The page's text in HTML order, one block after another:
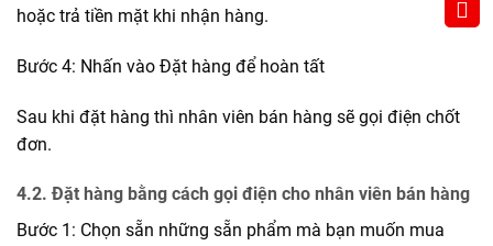
hoặc trả tiền mặt khi nhận hàng.
Bước 4: Nhấn vào Đặt hàng để hoàn tất
Sau khi đặt hàng thì nhân viên bán hàng sẽ gọi điện chốt
đơn.
4.2. Đặt hàng bằng cách gọi điện cho nhân viên bán hàng
Bước 1: Chọn sẵn những sẵn phẩm mà bạn muốn mua